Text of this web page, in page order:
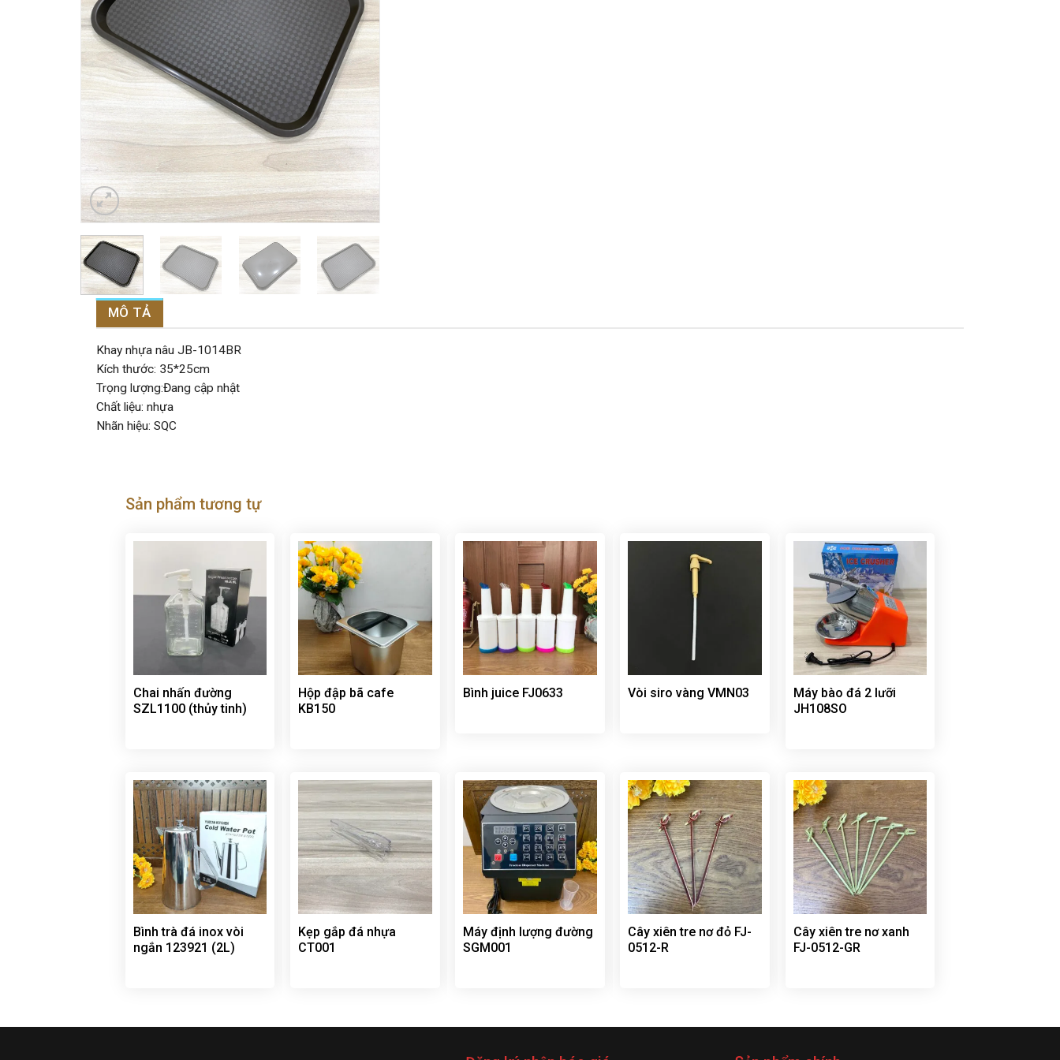
MÔ TẢ
Khay nhựa nâu JB-1014BR
Kích thước: 35*25cm
Trọng lượng:Đang cập nhật
Chất liệu: nhựa
Nhãn hiệu: SQC
Sản phẩm tương tự
Chai nhấn đường
SZL1100 (thủy tinh)
Hộp đập bã cafe
KB150
Bình juice FJ0633 Vòi siro vàng VMN03
Máy bào đá 2 lưỡi
JH108SO
Bình trà đá inox vòi
ngắn 123921 (2L)
Kẹp gắp đá nhựa
CT001
Máy định lượng đường
SGM001
Cây xiên tre nơ đỏ FJ-
0512-R
Cây xiên tre nơ xanh
FJ-0512-GR